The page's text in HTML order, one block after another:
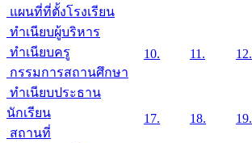
แผนที่ที่ตั้งโรงเรียน
ทำเนียบผู้บริหาร
ทำเนียบครู
กรรมการสถานศึกษา
ทำเนียบประธาน
นักเรียน
สถานที่
10. 11. 12.
17. 18. 19.